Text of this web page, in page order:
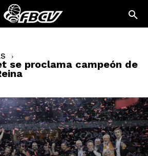
se proclama campeón de